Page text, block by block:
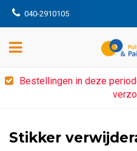
040-2910105
Bestellingen in deze
Stikker